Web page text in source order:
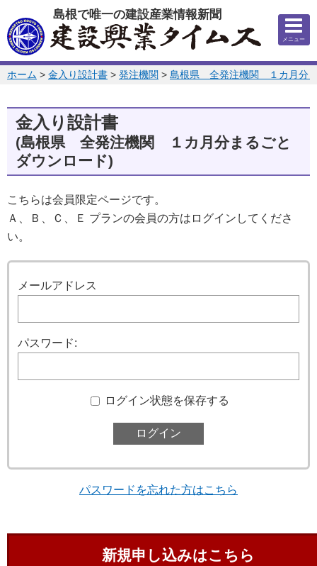
このページの本文へ
島根で唯一の建設産業情報新聞
メニュー
このページの位置:
ホーム > 金入り設計書 > 発注機関 > 島根県 全発注機関 １カ月分ま
金入り設計書
(島根県 全発注機関 １カ月分まるごと
ダウンロード)
こちらは会員限定ページです。
Ａ、Ｂ、Ｃ、Ｅ プランの会員の方はログインしてくださ
い。
メールアドレス
パスワード:
ログイン状態を保存する
パスワードを忘れた方はこちら
新規申し込みはこちら